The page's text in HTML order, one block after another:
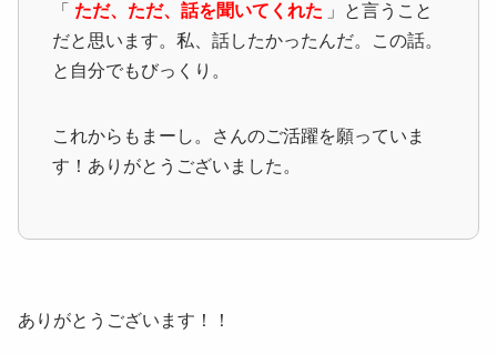
「
ただ、ただ、話を聞いてくれた 」と言うこと
だと思います。私、話したかったんだ。この話。
と自分でもびっくり。
これからもまーし。さんのご活躍を願っていま
す！ありがとうございました。
ありがとうございます！！